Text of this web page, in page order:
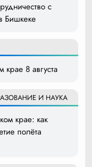
с
Бишкеке
8 августа
И НАУКА
крае: как
полёта